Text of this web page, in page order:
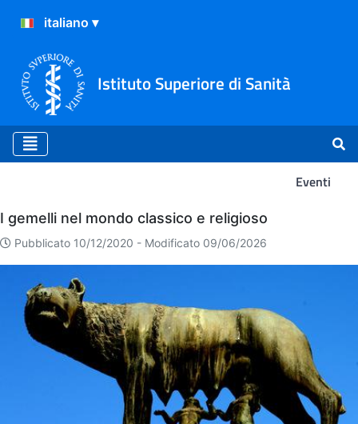
Istituto Superiore di Sanità
Eventi
Eventi
I gemelli nel mondo classico e religioso
Pubblicato 10/12/2020 - Modificato 09/06/2026